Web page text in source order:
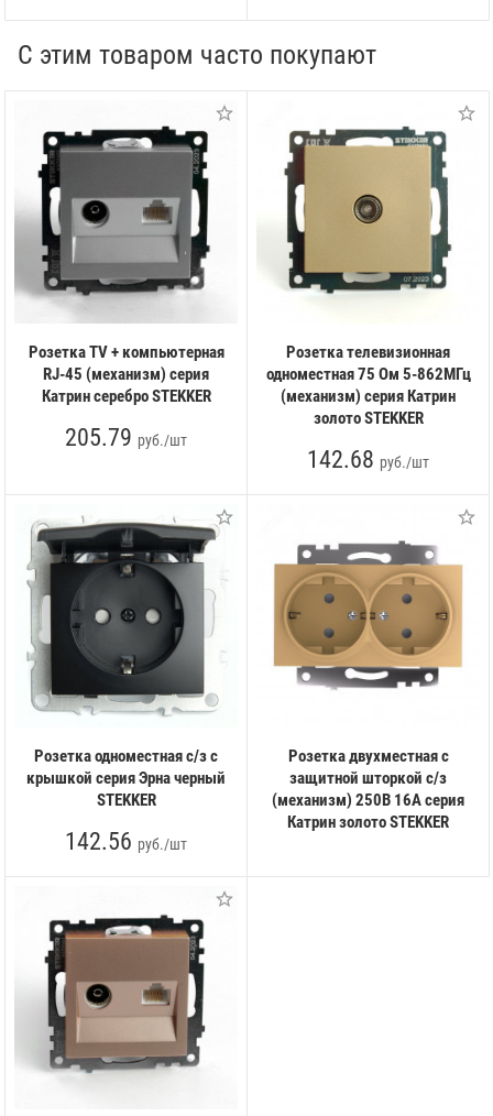
С этим товаром часто покупают
Розетка TV + компьютерная
RJ-45 (механизм) серия
Катрин серебро STEKKER
205.79 руб./шт
Розетка телевизионная
одноместная 75 Ом 5-862МГц
(механизм) серия Катрин
золото STEKKER
142.68 руб./шт
Розетка одноместная с/з с
крышкой серия Эрна черный
STEKKER
142.56 руб./шт
Розетка двухместная с
защитной шторкой с/з
(механизм) 250В 16А серия
Катрин золото STEKKER